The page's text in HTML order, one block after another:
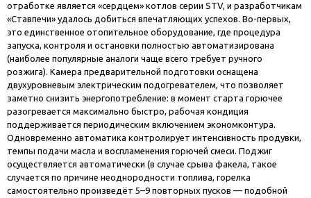
отработке является «сердцем» котлов серии STV, и разработчикам
«Ставпечи» удалось добиться впечатляющих успехов. Во-первых,
это единственное отопительное оборудование, где процедура
запуска, контроля и остановки полностью автоматизирована
(наиболее популярные аналоги чаще всего требует ручного
розжига). Камера предварительной подготовки оснащена
двухуровневым электрическим подогревателем, что позволяет
заметно снизить энергопотребление: в момент старта горючее
разогревается максимально быстро, рабочая кондиция
поддерживается периодическим включением экономконтура.
Одновременно автоматика контролирует интенсивность продувки,
темпы подачи масла и воспламенения горючей смеси. Поджиг
осуществляется автоматически (в случае срыва факела, такое
случается по причине неоднородности топлива, горелка
самостоятельно произведёт 5–9 повторных пусков — подобной